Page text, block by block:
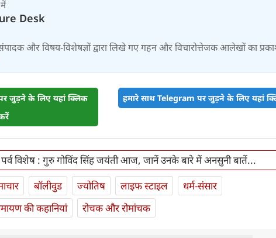
Desk
और विषय-विशेषज्ञों द्वारा लिखे गए गहन और विचारोत्तेजक आलेखों का
जुड़ने के लिए यहां क्लिक
हमारे साथ Telegram पर जुड़ने के लिए यहां
पर्व विशेष : गुरु गोविंद सिंह जयंती आज, जानें उनके बारे में अनसुनी बातें...
बॉलीवुड ज्योतिष लाइफ स्‍टाइल
धर्म-संसार
की कहानियां रोचक और रोमांचक